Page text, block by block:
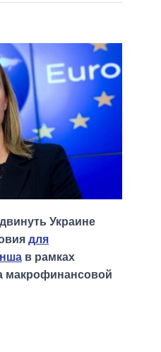
ПОЛИТИКОВ
Украине
для
в рамках
макрофинансовой